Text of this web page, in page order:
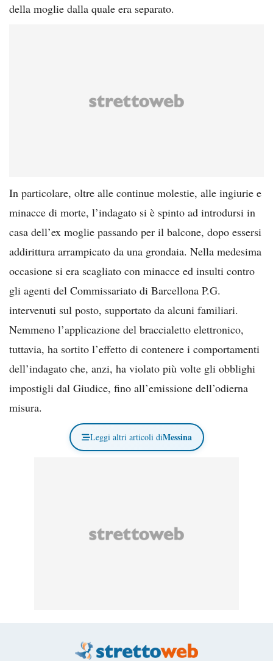
della moglie dalla quale era separato.
In particolare, oltre alle continue molestie, alle ingiurie e
minacce di morte, l’indagato si è spinto ad introdursi in
casa dell’ex moglie passando per il balcone, dopo essersi
addirittura arrampicato da una grondaia. Nella medesima
occasione si era scagliato con minacce ed insulti contro
gli agenti del Commissariato di Barcellona P.G.
intervenuti sul posto, supportato da alcuni familiari.
Nemmeno l’applicazione del braccialetto elettronico,
tuttavia, ha sortito l’effetto di contenere i comportamenti
dell’indagato che, anzi, ha violato più volte gli obblighi
impostigli dal Giudice, fino all’emissione dell’odierna
misura.
Leggi altri articoli diMessina